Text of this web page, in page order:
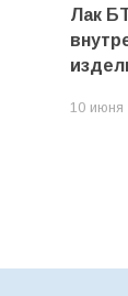
Лак
10 июня